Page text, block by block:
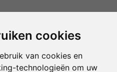
cookies
van cookies en
technologieën om uw
cookies voorkeuren
u dealgemene voorwaarden van CBW